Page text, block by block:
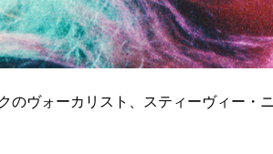
のヴォーカリスト、スティーヴィー・